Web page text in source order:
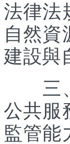
法律法
自然資
建設與
三、
公共服
監管能